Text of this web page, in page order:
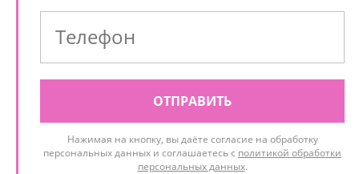
ОТПРАВИТЬ
Нажимая на кнопку, вы даёте согласие на обработку
персональных данных и соглашаетесь с политикой обработки
персональных данных.